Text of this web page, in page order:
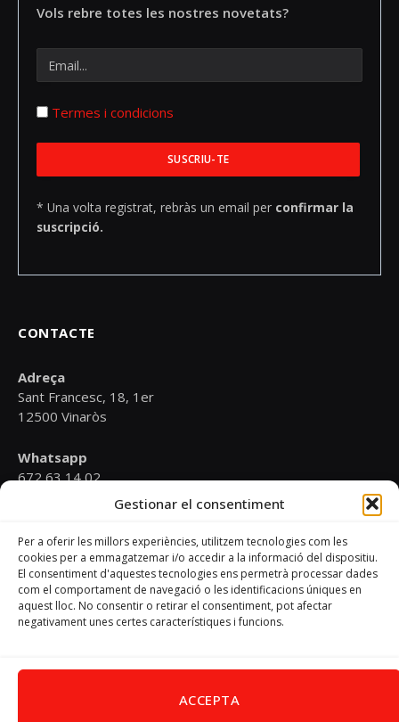
Gestionar el consentiment
Per a oferir les millors experiències, utilitzem tecnologies com les
cookies per a emmagatzemar i/o accedir a la informació del dispositiu.
El consentiment d'aquestes tecnologies ens permetrà processar dades
com el comportament de navegació o les identificacions úniques en
aquest lloc. No consentir o retirar el consentiment, pot afectar
negativament unes certes característiques i funcions.
ACCEPTA
Vols rebre totes les nostres novetats?
Termes i condicions
* Una volta registrat, rebràs un email per confirmar la
suscripció.
CONTACTE
Adreça
Sant Francesc, 18, 1er
12500 Vinaròs
Whatsapp
672 63 14 02
psoevinaros@gmail.com
Horari
Dilluns de 19:00 a 20:30 h